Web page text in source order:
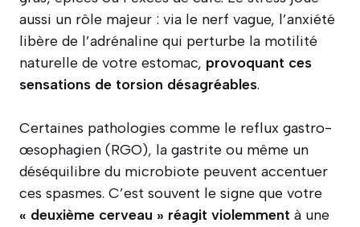
aussi un rôle majeur : via le nerf vague, l’anxiété
libère de l’adrénaline qui perturbe la motilité
naturelle de votre estomac, provoquant ces
sensations de torsion désagréables.
Certaines pathologies comme le reflux gastro-
œsophagien (RGO), la gastrite ou même un
déséquilibre du microbiote peuvent accentuer
ces spasmes. C’est souvent le signe que votre
« deuxième cerveau » réagit violemment à une